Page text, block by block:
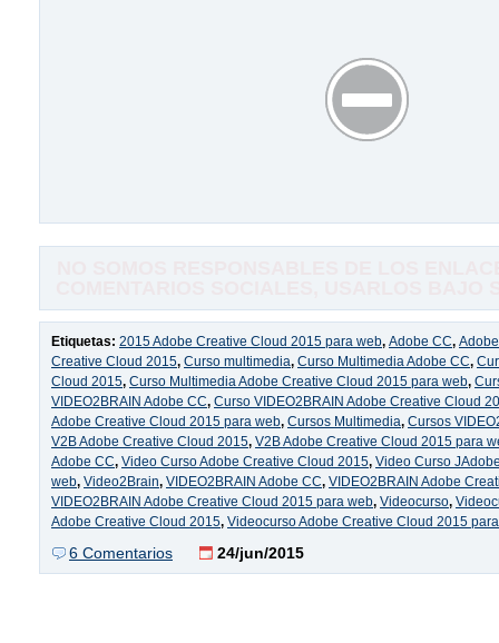
Etiquetas: 2015 Adobe Creative Cloud 2015 para web, Adobe CC,
Creative Cloud 2015, Curso multimedia, Curso Multimedia Adobe CC,
Cloud 2015, Curso Multimedia Adobe Creative Cloud 2015 para web,
VIDEO2BRAIN Adobe CC, Curso VIDEO2BRAIN Adobe Creative Cloud
Adobe Creative Cloud 2015 para web, Cursos Multimedia, Cursos
V2B Adobe Creative Cloud 2015, V2B Adobe Creative Cloud 2015 para
Adobe CC, Video Curso Adobe Creative Cloud 2015, Video Curso
web, Video2Brain, VIDEO2BRAIN Adobe CC, VIDEO2BRAIN Adobe
VIDEO2BRAIN Adobe Creative Cloud 2015 para web, Videocurso,
Adobe Creative Cloud 2015, Videocurso Adobe Creative Cloud 2015
6 Comentarios 24/jun/2015